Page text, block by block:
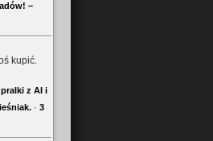
–
kupić.
z AI i
· 3